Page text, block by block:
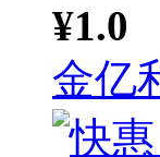
¥1.0
金亿